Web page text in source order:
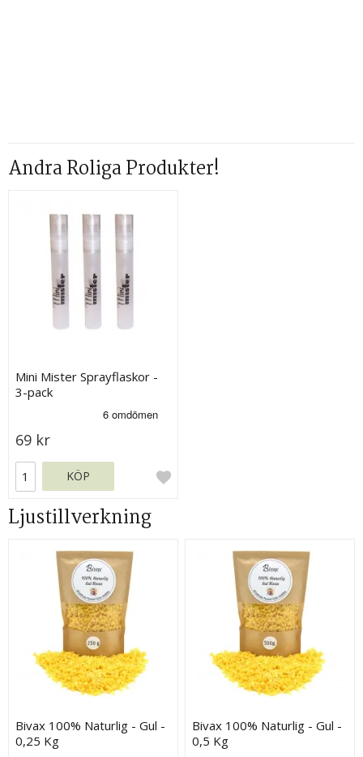
Andra Roliga Produkter!
Mini Mister Sprayflaskor -
3-pack
69 kr
KÖP
Ljustillverkning
Bivax 100% Naturlig - Gul -
0,25 Kg
Bivax 100% Naturlig - Gul -
0,5 Kg